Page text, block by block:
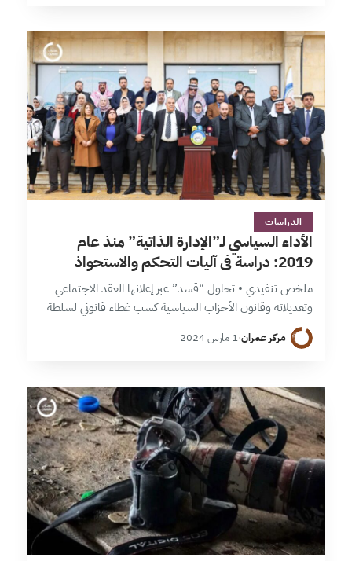
50 دقائق
الدراسات
الأداء السياسي لـ”الإدارة الذاتية” منذ عام
2019: دراسة في آليات التحكم والاستحواذ
ملخص تنفيذي • تحاول “قسد” عبر إعلانها العقد الاجتماعي
وتعديلاته وقانون الأحزاب السياسية كسب غطاء قانوني لسلطة
الأمر الواقع التي تفرضها بالقوة على سكان منطقة شمال وشرق
سورية، ولكن هذه…
مركز عمران·1 مارس 2024